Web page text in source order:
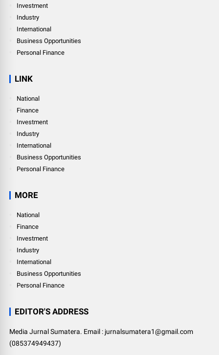
Investment
Industry
International
Business Opportunities
Personal Finance
LINK
National
Finance
Investment
Industry
International
Business Opportunities
Personal Finance
MORE
National
Finance
Investment
Industry
International
Business Opportunities
Personal Finance
EDITOR'S ADDRESS
Media Jurnal Sumatera. Email : jurnalsumatera1@gmail.com
(085374949437)